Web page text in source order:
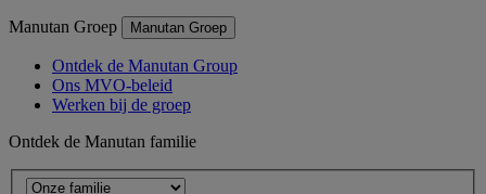
Manutan Groep Manutan Groep
Ontdek de Manutan Group
Ons MVO-beleid
Werken bij de groep
Ontdek de Manutan familie